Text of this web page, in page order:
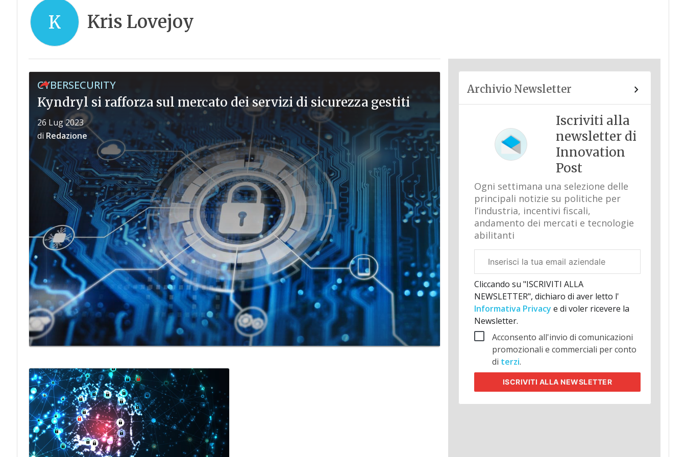
K Kris Lovejoy
CYBERSECURITY
Kyndryl si rafforza sul mercato dei servizi di sicurezza gestiti
26 Lug 2023
di Redazione
Archivio Newsletter
Iscriviti alla
newsletter di
Innovation
Post
Ogni settimana una selezione delle
principali notizie su politiche per
l’industria, incentivi fiscali,
andamento dei mercati e tecnologie
abilitanti
aziendale
Cliccando su "ISCRIVITI ALLA
NEWSLETTER", dichiaro di aver letto l'
Informativa Privacy e di voler ricevere la
Newsletter.
Acconsento all'invio di comunicazioni
promozionali e commerciali per conto
di terzi.
ISCRIVITI ALLA NEWSLETTER